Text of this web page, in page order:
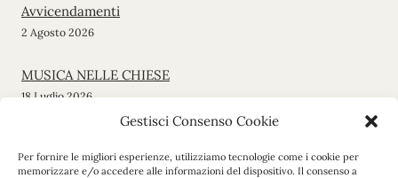
Gestisci Consenso Cookie
Per fornire le migliori esperienze, utilizziamo tecnologie come i cookie per
memorizzare e/o accedere alle informazioni del dispositivo. Il consenso a
Avvicendamenti
2 Agosto 2026
MUSICA NELLE CHIESE
18 Luglio 2026
12 Giugno 2026